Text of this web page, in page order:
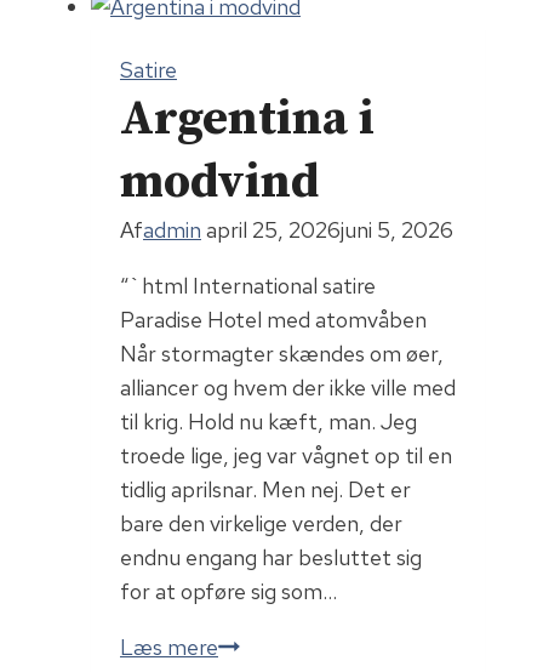
Brugte
–
Oversat
Til
Dansk
Satire
Argentina i
modvind
Afadmin april 25, 2026juni 5, 2026
“`html International satire
Paradise Hotel med atomvåben
Når stormagter skændes om øer,
alliancer og hvem der ikke ville med
til krig. Hold nu kæft, man. Jeg
troede lige, jeg var vågnet op til en
tidlig aprilsnar. Men nej. Det er
bare den virkelige verden, der
endnu engang har besluttet sig
for at opføre sig som…
Læs mereArgentina